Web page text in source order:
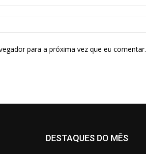
para a próxima vez que eu comentar.
DESTAQUES DO MÊS